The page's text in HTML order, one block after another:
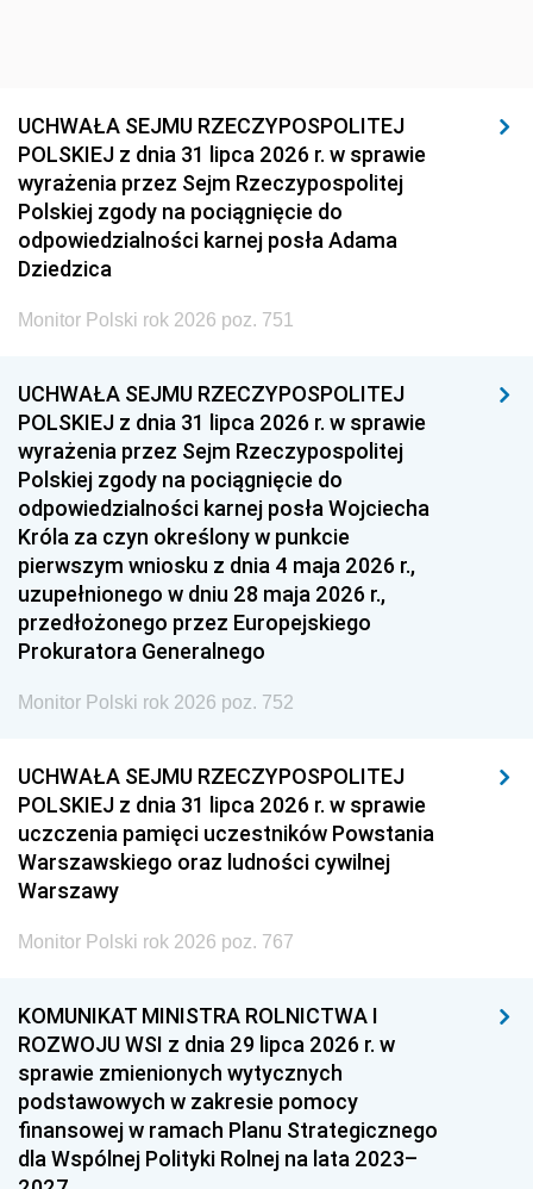
UCHWAŁA SEJMU RZECZYPOSPOLITEJ
POLSKIEJ z dnia 31 lipca 2026 r. w sprawie
wyrażenia przez Sejm Rzeczypospolitej
Polskiej zgody na pociągnięcie do
odpowiedzialności karnej posła Adama
Dziedzica
Monitor Polski rok 2026 poz. 751
UCHWAŁA SEJMU RZECZYPOSPOLITEJ
POLSKIEJ z dnia 31 lipca 2026 r. w sprawie
wyrażenia przez Sejm Rzeczypospolitej
Polskiej zgody na pociągnięcie do
odpowiedzialności karnej posła Wojciecha
Króla za czyn określony w punkcie
pierwszym wniosku z dnia 4 maja 2026 r.,
uzupełnionego w dniu 28 maja 2026 r.,
przedłożonego przez Europejskiego
Prokuratora Generalnego
Monitor Polski rok 2026 poz. 752
UCHWAŁA SEJMU RZECZYPOSPOLITEJ
POLSKIEJ z dnia 31 lipca 2026 r. w sprawie
uczczenia pamięci uczestników Powstania
Warszawskiego oraz ludności cywilnej
Warszawy
Monitor Polski rok 2026 poz. 767
KOMUNIKAT MINISTRA ROLNICTWA I
ROZWOJU WSI z dnia 29 lipca 2026 r. w
sprawie zmienionych wytycznych
podstawowych w zakresie pomocy
finansowej w ramach Planu Strategicznego
dla Wspólnej Polityki Rolnej na lata 2023–